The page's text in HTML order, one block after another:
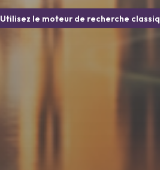
Utilisez le moteur de recherche